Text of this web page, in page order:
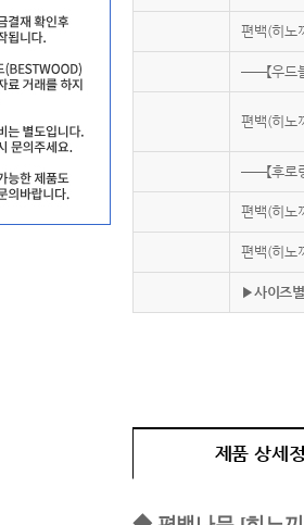
편백(히
──【우드
편백(히
──【후로
편백(히
편백(히
▶사이즈
제품 상세